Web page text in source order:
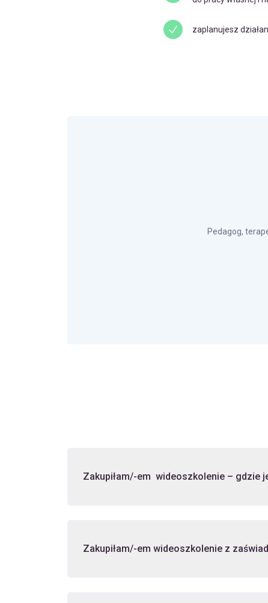
zaplanujesz
Pedagog,
Zakupiłam/-em wideoszkolenie – gdzie